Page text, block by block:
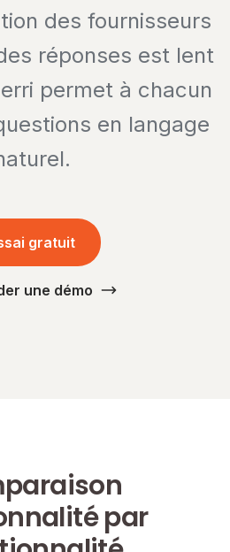
des fournisseurs
réponses est lent
permet à chacun
en langage
gratuit
une démo
par